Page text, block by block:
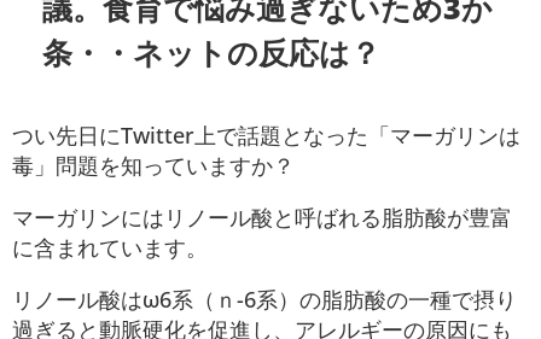
条・・ネットの反応は？
つい先日にTwitter上で話題となった「マーガリンは
毒」問題を知っていますか？
マーガリンにはリノール酸と呼ばれる脂肪酸が豊富
に含まれています。
リノール酸はω6系（ｎ-6系）の脂肪酸の一種で摂り
過ぎると動脈硬化を促進し、アレルギーの原因にも